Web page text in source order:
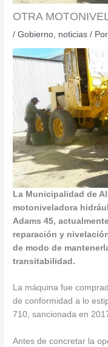
OTRA
/Gobierno noticias /
La Municipalidad de
motoniveladora
Adams 45,
reparación y
de modo de
transitabilidad.
La máquina fue
de conformidad a lo
710, sancionada en
Antes de concretar la